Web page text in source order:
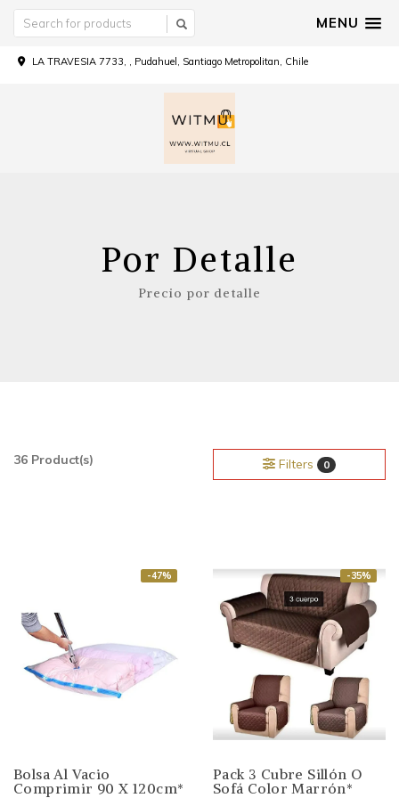
MENU
LA TRAVESIA 7733, , Pudahuel, Santiago Metropolitan, Chile
Por Detalle
Precio por detalle
36 Product(s) Filters 0
-47%
Bolsa Al Vacio
Comprimir 90 X 120cm*
-35%
Pack 3 Cubre Sillón O
Sofá Color Marrón*